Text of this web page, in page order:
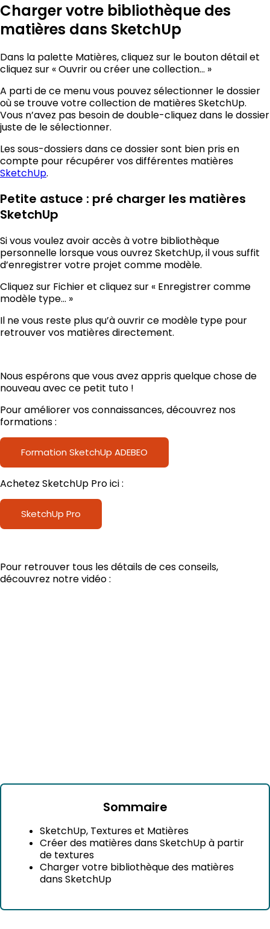
Charger votre bibliothèque des
matières dans SketchUp
Dans la palette Matières, cliquez sur le bouton détail et
cliquez sur « Ouvrir ou créer une collection… »
A parti de ce menu vous pouvez sélectionner le dossier
où se trouve votre collection de matières SketchUp.
Vous n’avez pas besoin de double-cliquez dans le dossier
juste de le sélectionner.
Les sous-dossiers dans ce dossier sont bien pris en
compte pour récupérer vos différentes matières
SketchUp.
Petite astuce : pré charger les matières
SketchUp
Si vous voulez avoir accès à votre bibliothèque
personnelle lorsque vous ouvrez SketchUp, il vous suffit
d’enregistrer votre projet comme modèle.
Cliquez sur Fichier et cliquez sur « Enregistrer comme
modèle type… »
Il ne vous reste plus qu’à ouvrir ce modèle type pour
retrouver vos matières directement.
Nous espérons que vous avez appris quelque chose de
nouveau avec ce petit tuto !
Pour améliorer vos connaissances, découvrez nos
formations :
Formation SketchUp ADEBEO
Achetez SketchUp Pro ici :
SketchUp Pro
Pour retrouver tous les détails de ces conseils,
découvrez notre vidéo :
Sommaire
SketchUp, Textures et Matières
Créer des matières dans SketchUp à partir
de textures
Charger votre bibliothèque des matières
dans SketchUp